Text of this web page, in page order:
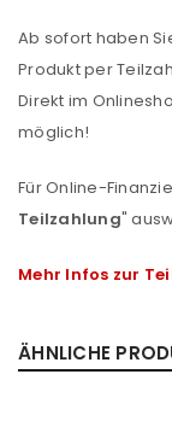
Ab sofort haben
Produkt per
Direkt im
möglich!
Für Online-
Teilzahlung"
Mehr Infos zur
ÄHNLICHE